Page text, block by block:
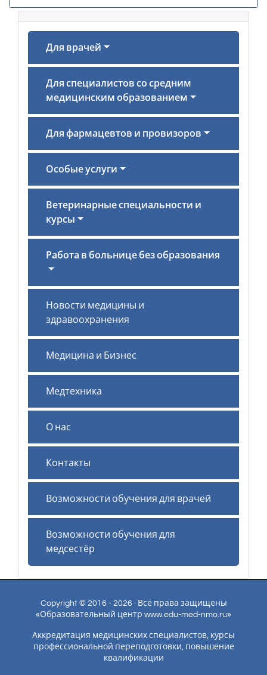
Для врачей
Для специалистов со средним
медицинским образованием
Для фармацевтов и провизоров
Особые услуги
Ветеринарные специальности и
курсы
Работа в больнице без образования
Новости медицины и
здравоохранения
Медицина и Бизнес
Медтехника
О нас
Контакты
Возможности обучения для врачей
Возможности обучения для
медсестёр
Copyright © 2016 - 2026 · Все права защищены
«Образовательный центр www.edu-med-nmo.ru»
Аккредитация медицинских специалистов, курсы
профессиональной переподготовки, повышение
квалификации